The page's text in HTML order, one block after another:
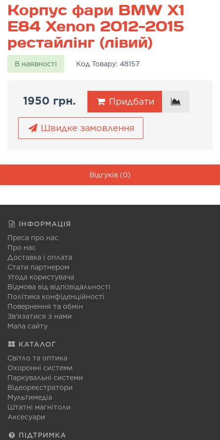
Корпус фари BMW X1
E84 Xenon 2012-2015
рестайлінг (лівий)
В наявності Код Товару: 48157
1950 грн. Придбати
Швидке замовлення
Відгуків (0)
ІНФОРМАЦІЯ
Преса про нас
Про нас
Доставка і оплата
Стати партнером
Угода користувача
Відмова від відповідальності
Політика конфіденційності
Повернення та обмін
Зв'язатися з нами
Мапа сайту
КАТАЛОГ
Світло та оптика
Охоронні системи
Паркувальні системи
Відеореєстратори
Мультимедіа
Штатні магнітоли
Аксесуари
ПІДТРИМКА